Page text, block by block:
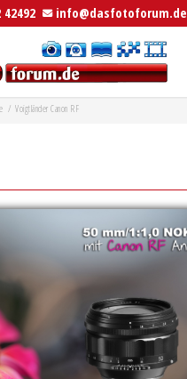
42492 info@dasfotoforum.de
/ Voigtländer Canon RF